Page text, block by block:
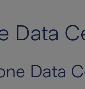
Data
Data